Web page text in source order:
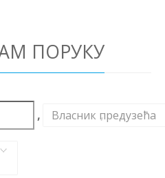
ПОРУКУ
, Власник предузећа
,